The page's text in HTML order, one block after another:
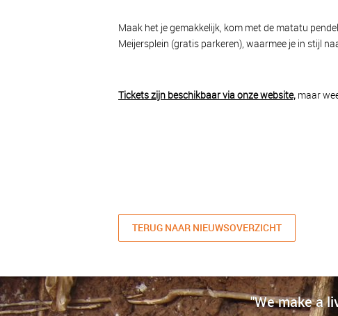
Maak het je gemakkelijk, kom met de matatu
Meijersplein (gratis parkeren), waarmee je in stijl
Tickets zijn beschikbaar via onze website, maar
TERUG NAAR NIEUWSOVERZICHT
"We make a